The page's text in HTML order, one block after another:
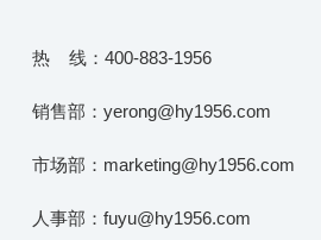
热 线：400-883-1956
销售部：yerong@hy1956.com
市场部：marketing@hy1956.com
人事部：fuyu@hy1956.com